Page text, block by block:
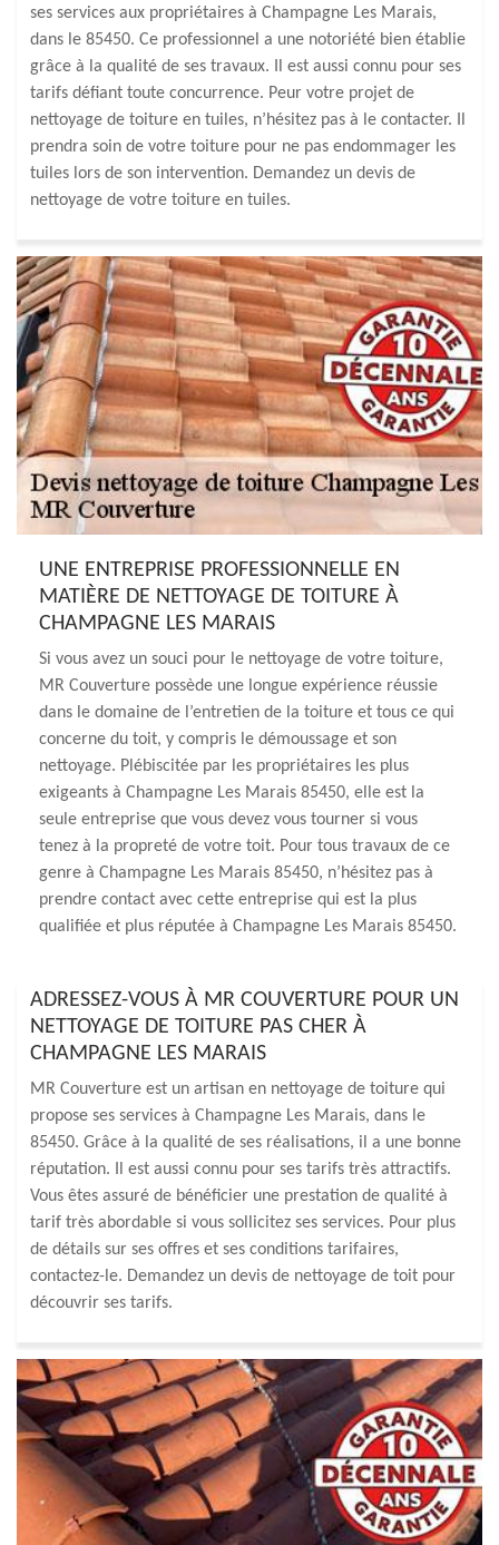
ses services aux propriétaires à Champagne Les Marais,
dans le 85450. Ce professionnel a une notoriété bien établie
grâce à la qualité de ses travaux. Il est aussi connu pour ses
tarifs défiant toute concurrence. Peur votre projet de
nettoyage de toiture en tuiles, n’hésitez pas à le contacter. Il
prendra soin de votre toiture pour ne pas endommager les
tuiles lors de son intervention. Demandez un devis de
nettoyage de votre toiture en tuiles.
UNE ENTREPRISE PROFESSIONNELLE EN
MATIÈRE DE NETTOYAGE DE TOITURE À
CHAMPAGNE LES MARAIS
Si vous avez un souci pour le nettoyage de votre toiture,
MR Couverture possède une longue expérience réussie
dans le domaine de l’entretien de la toiture et tous ce qui
concerne du toit, y compris le démoussage et son
nettoyage. Plébiscitée par les propriétaires les plus
exigeants à Champagne Les Marais 85450, elle est la
seule entreprise que vous devez vous tourner si vous
tenez à la propreté de votre toit. Pour tous travaux de ce
genre à Champagne Les Marais 85450, n’hésitez pas à
prendre contact avec cette entreprise qui est la plus
qualifiée et plus réputée à Champagne Les Marais 85450.
ADRESSEZ-VOUS À MR COUVERTURE POUR UN
NETTOYAGE DE TOITURE PAS CHER À
CHAMPAGNE LES MARAIS
MR Couverture est un artisan en nettoyage de toiture qui
propose ses services à Champagne Les Marais, dans le
85450. Grâce à la qualité de ses réalisations, il a une bonne
réputation. Il est aussi connu pour ses tarifs très attractifs.
Vous êtes assuré de bénéficier une prestation de qualité à
tarif très abordable si vous sollicitez ses services. Pour plus
de détails sur ses offres et ses conditions tarifaires,
contactez-le. Demandez un devis de nettoyage de toit pour
découvrir ses tarifs.